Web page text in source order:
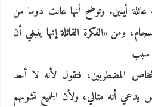
عائلة أيلين. وتوضح أنها عانت دوما من
ومن «الفكرة القائلة إنها ينبغي أن
سبب
المضطربين، فتقول لأنه لا أحد
أنه مثالي، ولأن الجميع تشوبهم